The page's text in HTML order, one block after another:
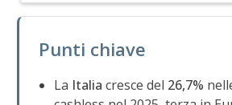
Punti chiave
La Italia cresce del 26,7%